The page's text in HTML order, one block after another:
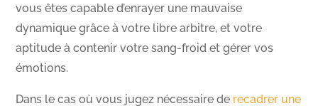
vous êtes capable d’enrayer une mauvaise
dynamique grâce à votre libre arbitre, et votre
aptitude à contenir votre sang-froid et gérer vos
émotions.
Dans le cas où vous jugez nécessaire de recadrer une